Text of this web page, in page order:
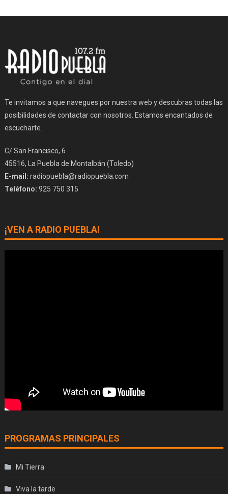
Te invitamos a que navegues por nuestra web y descubras todas las
posibilidades de contactar con nosotros. Estamos encantados de
escucharte.
C/ San Francisco, 6
45516, La Puebla de Montalbán (Toledo)
E-mail: radiopuebla@radiopuebla.com
Teléfono: 925 750 315
¡VEN A RADIO PUEBLA!
PROGRAMAS PRINCIPALES
Mi Tierra
Viva la tarde